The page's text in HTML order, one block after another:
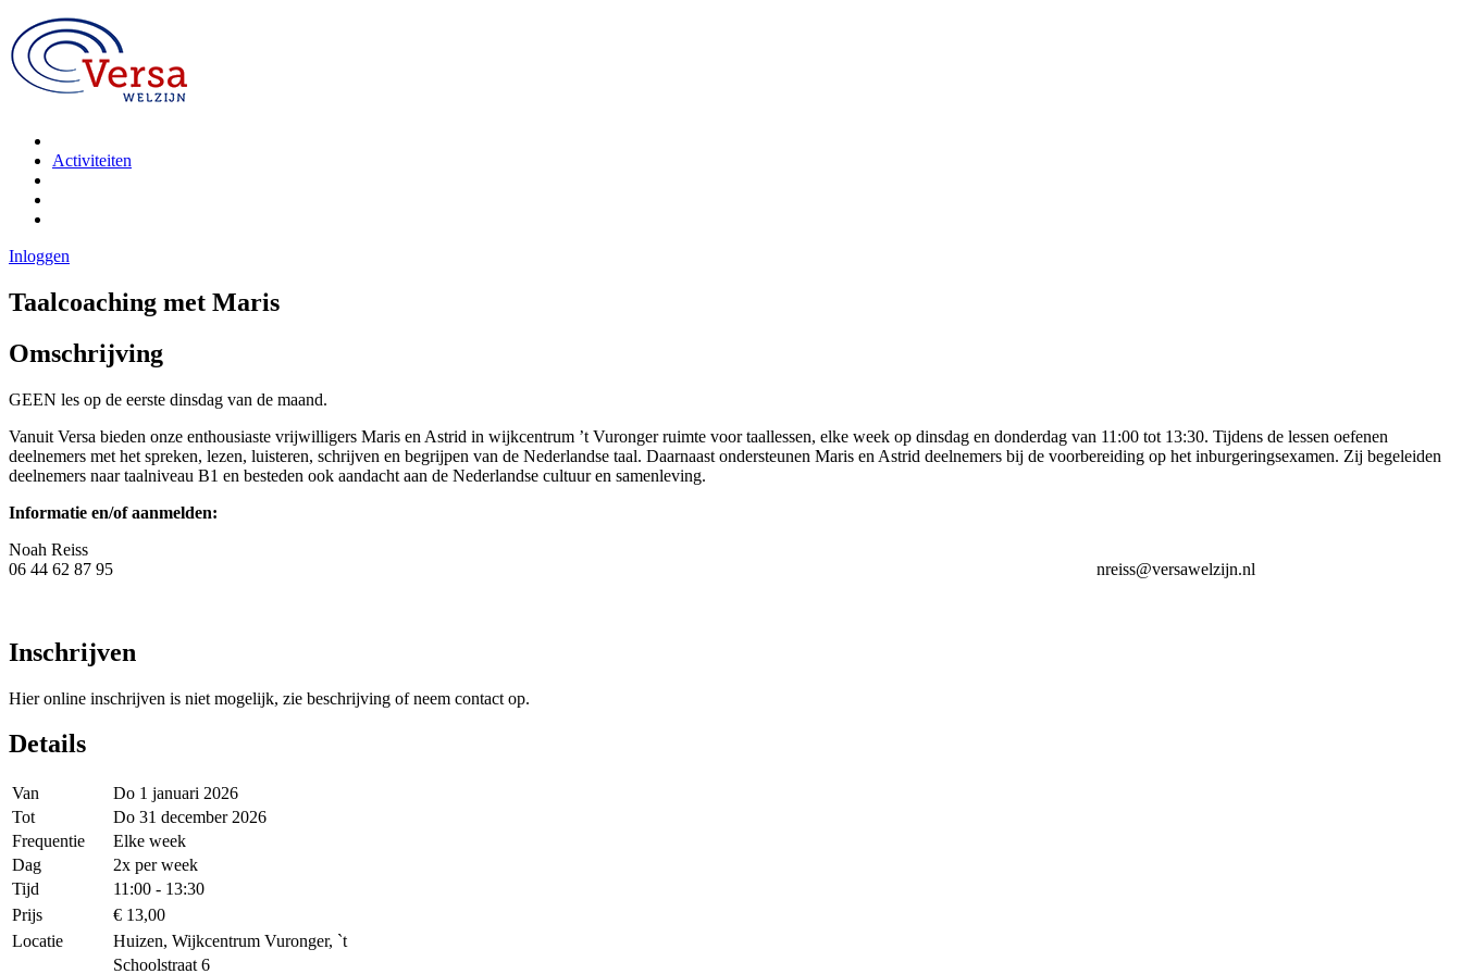
Activiteiten
Inloggen
Taalcoaching met Maris
Omschrijving
GEEN les op de eerste dinsdag van de maand.
Vanuit Versa bieden onze enthousiaste vrijwilligers Maris en Astrid in wijkcentrum ’t Vuronger ruimte voor taallessen, elke week op dinsdag en donderdag van 11:00 tot 13:30. Tijdens de lessen oefenen
deelnemers met het spreken, lezen, luisteren, schrijven en begrijpen van de Nederlandse taal. Daarnaast ondersteunen Maris en Astrid deelnemers bij de voorbereiding op het inburgeringsexamen. Zij begeleiden
deelnemers naar taalniveau B1 en besteden ook aandacht aan de Nederlandse cultuur en samenleving.
Informatie en/of aanmelden:
Noah Reiss
06 44 62 87 95 nreiss@versawelzijn.nl
Inschrijven
Hier online inschrijven is niet mogelijk, zie beschrijving of neem contact op.
Details
Van
Do 1 januari 2026
Tot
Do 31 december 2026
Frequentie
Elke week
Dag
2x per week
Tijd
11:00 - 13:30
Prijs
€ 13,00
Locatie
Huizen, Wijkcentrum Vuronger, `t
Schoolstraat 6